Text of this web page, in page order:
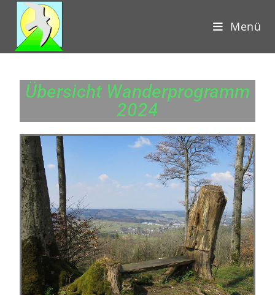
Menü
Übersicht Wanderprogramm
2024